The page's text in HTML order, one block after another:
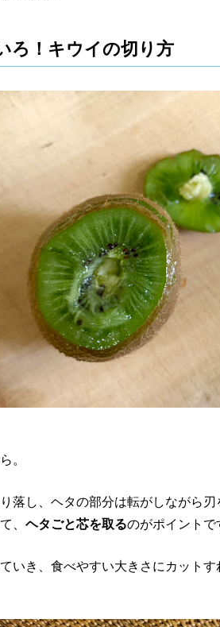
ろ！キウイの切り方
。
落し、ヘタの部分は転がしながら
、 ヘタごと芯を取るのがポイントで
いき、食べやすい大きさにカット